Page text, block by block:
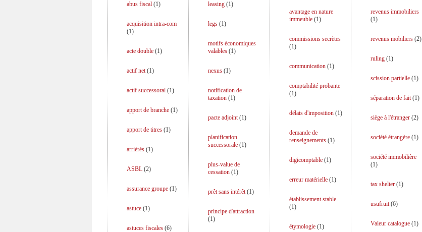
abus fiscal (1)
acquisition intra-com
(1)
acte double (1)
actif net(1)
actif successoral (1)
apport de branche (1)
apport de titres (1)
arriérés (1)
ASBL (2)
assurance groupe (1)
astuce (1)
astuces fiscales (6)
leasing(1)
legs(1)
motifs économiques
valables(1)
nexus(1)
notification de
taxation(1)
pacte adjoint(1)
planification
successorale(1)
plus-value de
cessation(1)
prêt sans intérêt(1)
principe d'attraction
(1)
avantage en nature
immeuble(1)
commissions secrètes
(1)
communication(1)
comptabilité probante
(1)
délais d'imposition(1)
demande de
renseignements(1)
digicomptable(1)
erreur matérielle(1)
établissement stable
(1)
étymologie(1)
revenus immobiliers
(1)
revenus mobiliers(2)
ruling(1)
scission partielle(1)
séparation de fait(1)
siège à l'étranger(2)
société étrangère(1)
société immobilière
(1)
tax shelter(1)
usufruit(6)
Valeur catalogue(1)